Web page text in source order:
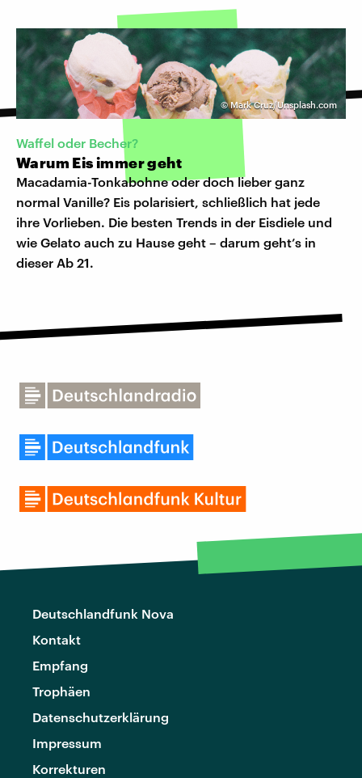
©Mark Cruz/Unsplash.com
Waffel oder Becher?
Warum Eis immer geht
Macadamia-Tonkabohne oder doch lieber ganz
normal Vanille? Eis polarisiert, schließlich hat jede
ihre Vorlieben. Die besten Trends in der Eisdiele und
wie Gelato auch zu Hause geht – darum geht’s in
dieser Ab 21.
Deutschlandfunk Nova
Kontakt
Empfang
Trophäen
Datenschutzerklärung
Impressum
Korrekturen